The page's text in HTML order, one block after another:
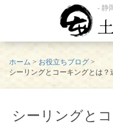
- 静
ホーム > お役立ちブログ >
シーリングとコーキングとは？
シーリングと